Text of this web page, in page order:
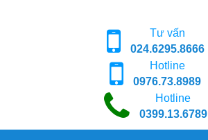
Tư vấn
024.6295.8666
Hotline
0976.73.8989
Hotline
0399.13.6789